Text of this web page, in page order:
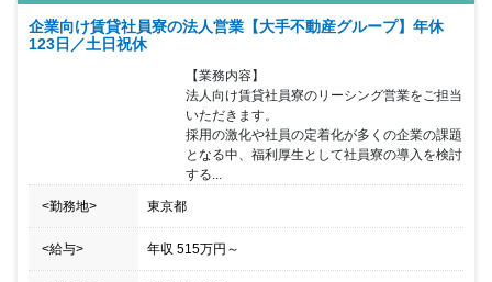
り、女性比率は約7割と 他業種（アパレル・サービス業など）から
の転職組も活躍多数と なっております。時短勤務／副業可／産休・
育休取得率100％など 女性らしいキャリア形成ができるよう支援し
企業向け賃貸社員寮の法人営業【大手不動産グループ】年休
123日／土日祝休
【業務内容】
法人向け賃貸社員寮のリーシング営業をご担当
いただきます。
採用の激化や社員の定着化が多くの企業の課題
となる中、福利厚生として社員寮の導入を検討
する...
<勤務地> 東京都
<給与> 年収 515万円 ～